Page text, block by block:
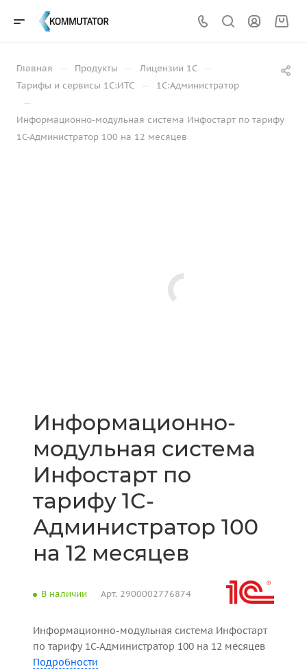
Главная — Продукты — Лицензии 1С —
Тарифы и сервисы 1С:ИТС — 1С:Администратор
—
Информационно-модульная система Инфостарт по тарифу
1С-Администратор 100 на 12 месяцев
Информационно-
модульная система
Инфостарт по
тарифу 1С-
Администратор 100
на 12 месяцев
В наличии Арт. 2900002776874
Информационно-модульная система Инфостарт
по тарифу 1С-Администратор 100 на 12 месяцев
Подробности